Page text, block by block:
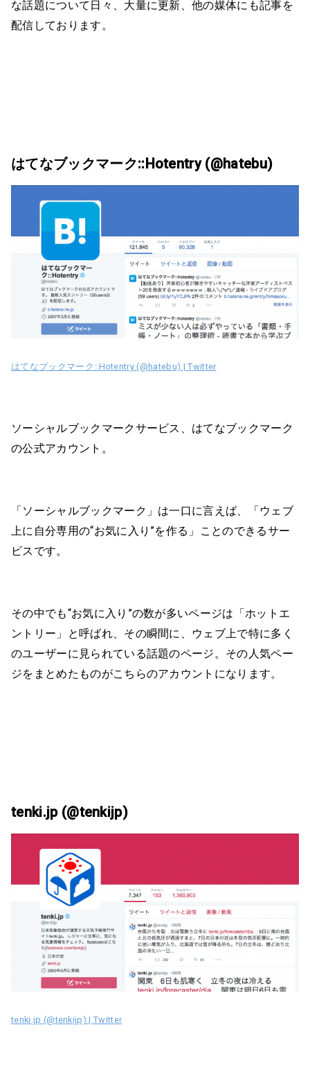
な話題について日々、大量に更新、他の媒体にも記事を
配信しております。
はてなブックマーク::Hotentry (@hatebu)
はてなブックマーク::Hotentry (@hatebu) | Twitter
ソーシャルブックマークサービス、はてなブックマーク
の公式アカウント。
「ソーシャルブックマーク」は一口に言えば、「ウェブ
上に自分専用の“お気に入り”を作る」ことのできるサー
ビスです。
その中でも“お気に入り”の数が多いページは「ホットエ
ントリー」と呼ばれ、その瞬間に、ウェブ上で特に多く
のユーザーに見られている話題のページ。その人気ペー
ジをまとめたものがこちらのアカウントになります。
tenki.jp (@tenkijp)
tenki.jp (@tenkijp) | Twitter